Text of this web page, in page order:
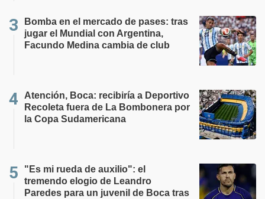
Bomba en el mercado de pases: tras
jugar el Mundial con Argentina,
Facundo Medina cambia de club
Atención, Boca: recibiría a Deportivo
Recoleta fuera de La Bombonera por
la Copa Sudamericana
"Es mi rueda de auxilio": el
tremendo elogio de Leandro
Paredes para un juvenil de Boca tras